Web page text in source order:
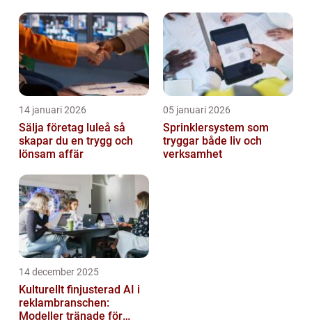
14 januari 2026
Sälja företag luleå så
skapar du en trygg och
lönsam affär
05 januari 2026
Sprinklersystem som
tryggar både liv och
verksamhet
14 december 2025
Kulturellt finjusterad AI i
reklambranschen:
Modeller tränade för